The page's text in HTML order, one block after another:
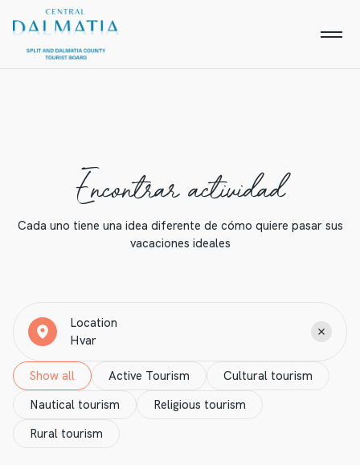
Encontrar actividad
Cada uno tiene una idea diferente de cómo quiere pasar sus
vacaciones ideales
Location
Show all Active Tourism
Cultural tourism
Nautical tourism
Religious tourism
Rural tourism